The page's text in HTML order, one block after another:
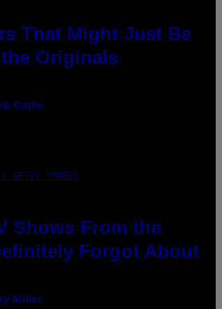
That Might Just Be
Originals
Catlin
/ GETTY IMAGES
Shows From the
Forgot About
Miller